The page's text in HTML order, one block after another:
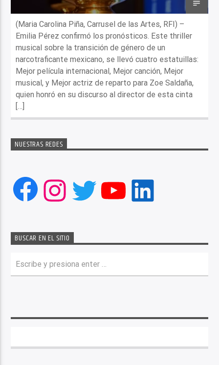
(Maria Carolina Piña, Carrusel de las Artes, RFI) –
Emilia Pérez confirmó los pronósticos. Este thriller
musical sobre la transición de género de un
narcotraficante mexicano, se llevó cuatro estatuillas:
Mejor película internacional, Mejor canción, Mejor
musical, y Mejor actriz de reparto para Zoe Saldaña,
quien honró en su discurso al director de esta cinta
[…]
NUESTRAS REDES
Facebook
Instagram
Twitter
YouTube
LinkedIn
BUSCAR EN EL SITIO